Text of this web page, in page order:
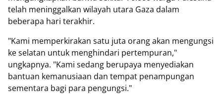
telah meninggalkan wilayah utara Gaza dalam
beberapa hari terakhir.
"Kami memperkirakan satu juta orang akan mengungsi
ke selatan untuk menghindari pertempuran,"
ungkapnya. "Kami sedang berupaya menyediakan
bantuan kemanusiaan dan tempat penampungan
sementara bagi para pengungsi."